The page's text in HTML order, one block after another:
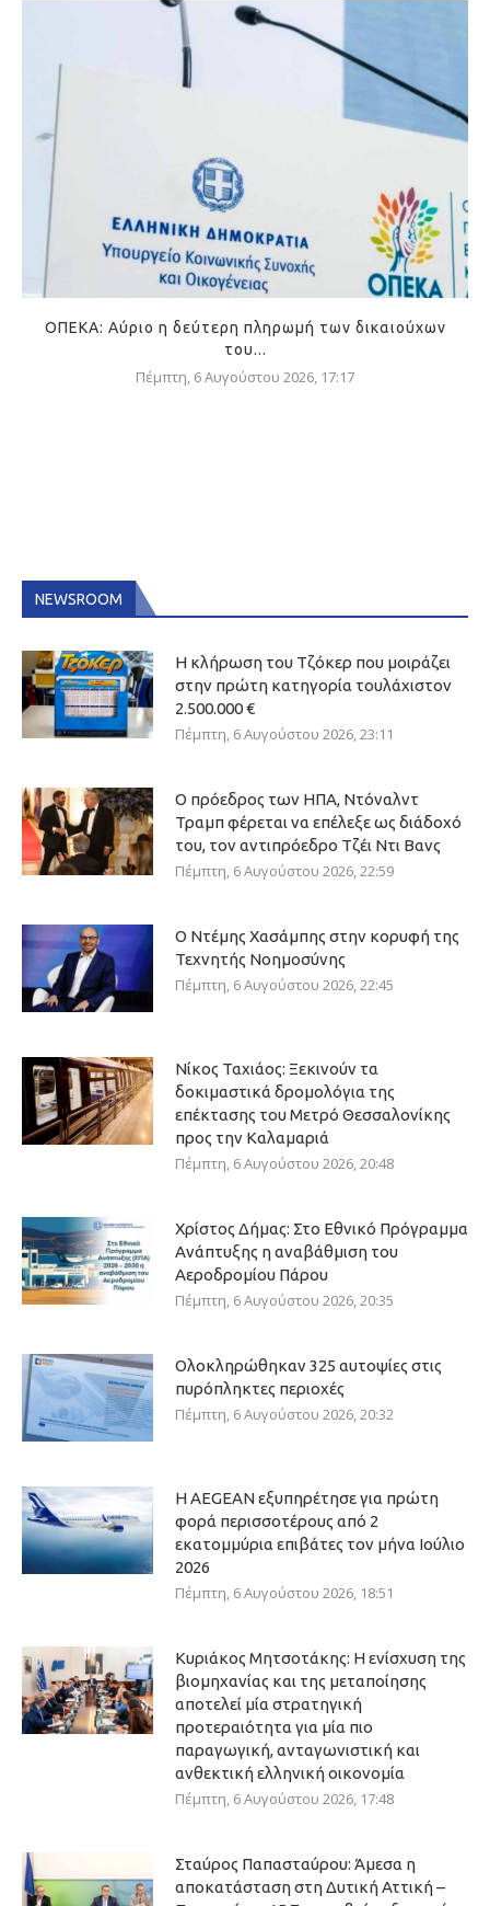
ΟΠΕΚΑ: Αύριο η δεύτερη πληρωμή των δικαιούχων
του...
Πέμπτη, 6 Αυγούστου 2026, 17:17
NEWSROOM
Η κλήρωση του Τζόκερ που μοιράζει
στην πρώτη κατηγορία τουλάχιστον
2.500.000 €
Πέμπτη, 6 Αυγούστου 2026, 23:11
Ο πρόεδρος των ΗΠΑ, Ντόναλντ
Τραμπ φέρεται να επέλεξε ως διάδοχό
του, τον αντιπρόεδρο Τζέι Ντι Βανς
Πέμπτη, 6 Αυγούστου 2026, 22:59
Ο Ντέμης Χασάμπης στην κορυφή της
Τεχνητής Νοημοσύνης
Πέμπτη, 6 Αυγούστου 2026, 22:45
Νίκος Ταχιάος: Ξεκινούν τα
δοκιμαστικά δρομολόγια της
επέκτασης του Μετρό Θεσσαλονίκης
προς την Καλαμαριά
Πέμπτη, 6 Αυγούστου 2026, 20:48
Χρίστος Δήμας: Στο Εθνικό Πρόγραμμα
Ανάπτυξης η αναβάθμιση του
Αεροδρομίου Πάρου
Πέμπτη, 6 Αυγούστου 2026, 20:35
Ολοκληρώθηκαν 325 αυτοψίες στις
πυρόπληκτες περιοχές
Πέμπτη, 6 Αυγούστου 2026, 20:32
Η AEGEAN εξυπηρέτησε για πρώτη
φορά περισσοτέρους από 2
εκατομμύρια επιβάτες τον μήνα Ιούλιο
2026
Πέμπτη, 6 Αυγούστου 2026, 18:51
Κυριάκος Μητσοτάκης: Η ενίσχυση της
βιομηχανίας και της μεταποίησης
αποτελεί μία στρατηγική
προτεραιότητα για μία πιο
παραγωγική, ανταγωνιστική και
ανθεκτική ελληνική οικονομία
Πέμπτη, 6 Αυγούστου 2026, 17:48
Σταύρος Παπασταύρου: Άμεσα η
αποκατάσταση στη Δυτική Αττική –